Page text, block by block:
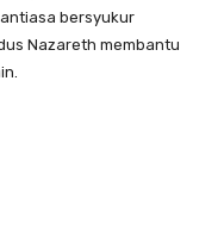
bersyukur
Nazareth membantu